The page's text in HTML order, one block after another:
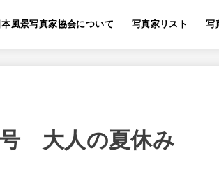
本風景写真家協会について 写真家リスト 写
大人の夏休み